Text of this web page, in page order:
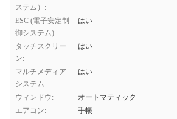
ステム）:
ESC (電子安定制
御システム):
はい
タッチスクリー
ン:
はい
マルチメディア
システム:
はい
ウィンドウ:
オートマティック
エアコン:
手帳